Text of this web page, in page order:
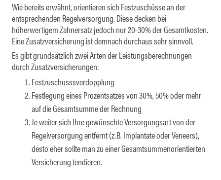
Wie bereits erwähnt, orientieren sich Festzuschüsse an der
entsprechenden Regelversorgung. Diese decken bei
höherwertigem Zahnersatz jedoch nur 20-30% der Gesamtkosten.
Eine Zusatzversicherung ist demnach durchaus sehr sinnvoll.
Es gibt grundsätzlich zwei Arten der Leistungsberechnungen
durch Zusatzversicherungen:
Festzuschusssverdopplung
Festlegung eines Prozentsatzes von 30%, 50% oder mehr
auf die Gesamtsumme der Rechnung
Je weiter sich Ihre gewünschte Versorgungsart von der
Regelversorgung entfernt (z.B. Implantate oder Veneers),
desto eher sollte man zu einer Gesamtsummenorientierten
Versicherung tendieren.